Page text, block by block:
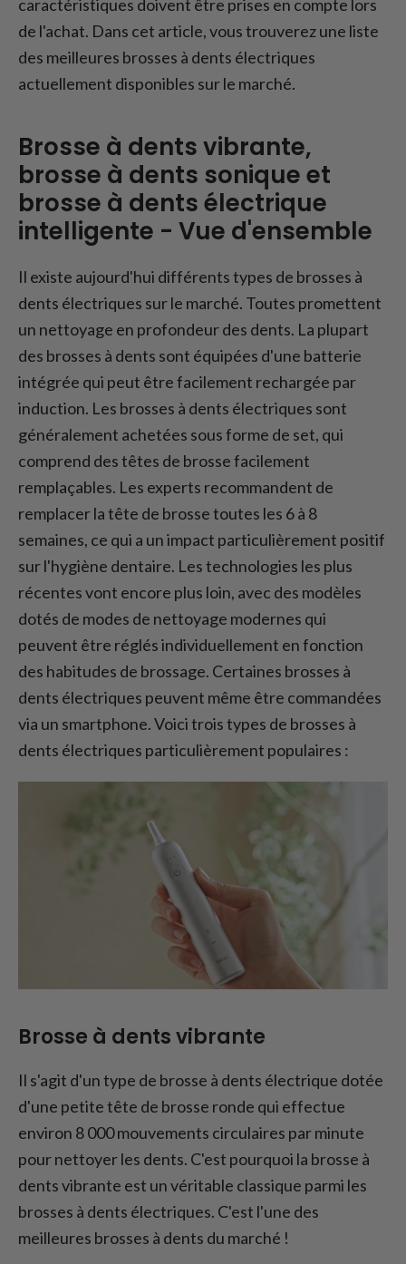
caractéristiques doivent être prises en compte lors
de l'achat. Dans cet article, vous trouverez une liste
des meilleures brosses à dents électriques
actuellement disponibles sur le marché.
Brosse à dents vibrante,
brosse à dents sonique et
brosse à dents électrique
intelligente - Vue d'ensemble
Il existe aujourd'hui différents types de brosses à
dents électriques sur le marché. Toutes promettent
un nettoyage en profondeur des dents. La plupart
des brosses à dents sont équipées d'une batterie
intégrée qui peut être facilement rechargée par
induction. Les brosses à dents électriques sont
généralement achetées sous forme de set, qui
comprend des têtes de brosse facilement
remplaçables. Les experts recommandent de
remplacer la tête de brosse toutes les 6 à 8
semaines, ce qui a un impact particulièrement positif
sur l'hygiène dentaire. Les technologies les plus
récentes vont encore plus loin, avec des modèles
dotés de modes de nettoyage modernes qui
peuvent être réglés individuellement en fonction
des habitudes de brossage. Certaines brosses à
dents électriques peuvent même être commandées
via un smartphone. Voici trois types de brosses à
dents électriques particulièrement populaires :
Brosse à dents vibrante
Il s'agit d'un type de brosse à dents électrique dotée
d'une petite tête de brosse ronde qui effectue
environ 8 000 mouvements circulaires par minute
pour nettoyer les dents. C'est pourquoi la brosse à
dents vibrante est un véritable classique parmi les
brosses à dents électriques. C'est l'une des
meilleures brosses à dents du marché !